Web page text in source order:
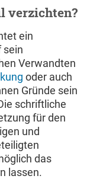
verzichten?
ein
sein
Verwandten
oder auch
Gründe sein
schriftliche
für den
und
das
lassen.